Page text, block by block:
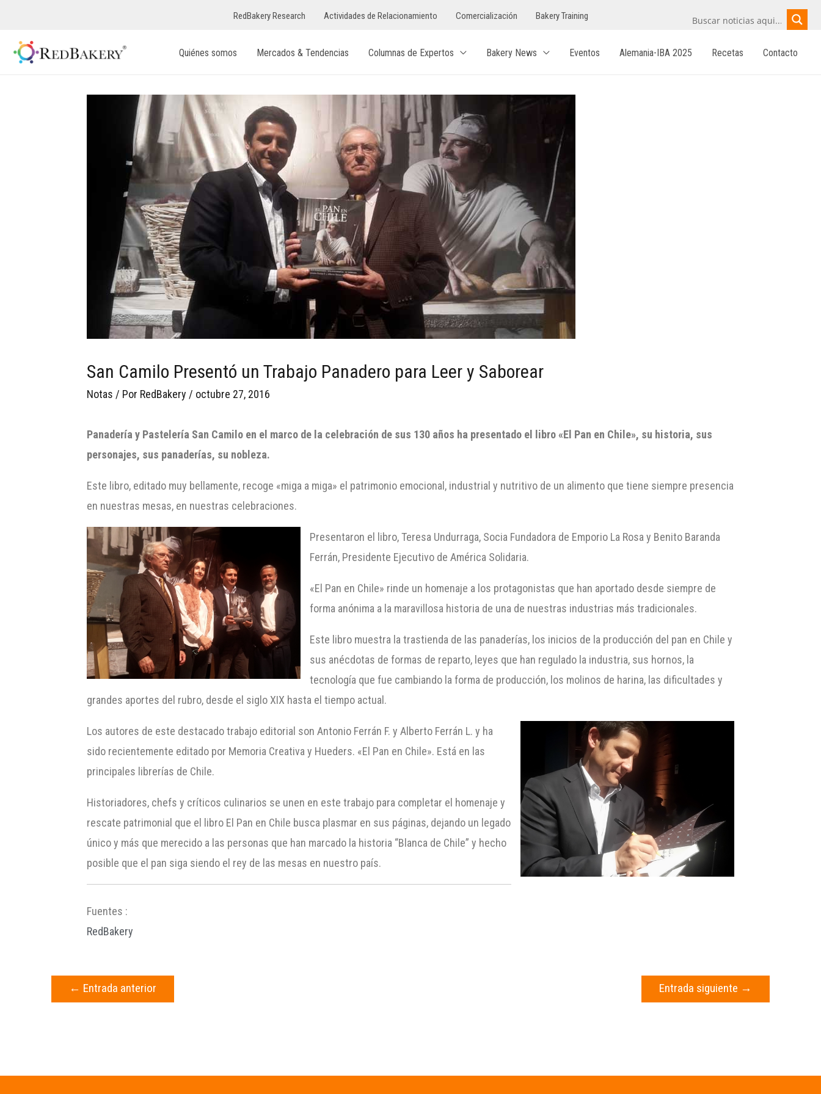
RedBakery Research Actividades de Relacionamiento Comercialización Bakery Training
Quiénes somos Mercados & Tendencias Columnas de Expertos Bakery News Eventos Alemania-IBA 2025 Recetas Contacto
San Camilo Presentó un Trabajo Panadero para Leer y Saborear
Notas / Por RedBakery / octubre 27, 2016
Panadería y Pastelería San Camilo en el marco de la celebración de sus 130 años ha presentado el libro «El Pan en Chile», su historia, sus
personajes, sus panaderías, su nobleza.
Este libro, editado muy bellamente, recoge «miga a miga» el patrimonio emocional, industrial y nutritivo de un alimento que tiene siempre presencia
en nuestras mesas, en nuestras celebraciones.
Presentaron el libro, Teresa Undurraga, Socia Fundadora de Emporio La Rosa y Benito Baranda
Ferrán, Presidente Ejecutivo de América Solidaria.
«El Pan en Chile» rinde un homenaje a los protagonistas que han aportado desde siempre de
forma anónima a la maravillosa historia de una de nuestras industrias más tradicionales.
Este libro muestra la trastienda de las panaderías, los inicios de la producción del pan en Chile y
sus anécdotas de formas de reparto, leyes que han regulado la industria, sus hornos, la
tecnología que fue cambiando la forma de producción, los molinos de harina, las dificultades y
grandes aportes del rubro, desde el siglo XIX hasta el tiempo actual.
Los autores de este destacado trabajo editorial son Antonio Ferrán F. y Alberto Ferrán L. y ha
sido recientemente editado por Memoria Creativa y Hueders. «El Pan en Chile». Está en las
principales librerías de Chile.
Historiadores, chefs y críticos culinarios se unen en este trabajo para completar el homenaje y
rescate patrimonial que el libro El Pan en Chile busca plasmar en sus páginas, dejando un legado
único y más que merecido a las personas que han marcado la historia “Blanca de Chile” y hecho
posible que el pan siga siendo el rey de las mesas en nuestro país.
Fuentes :
RedBakery
← Entrada anterior Entrada siguiente →